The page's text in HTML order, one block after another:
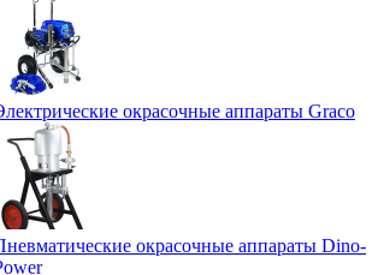
окрасочные аппараты Graco
окрасочные аппараты Dino-